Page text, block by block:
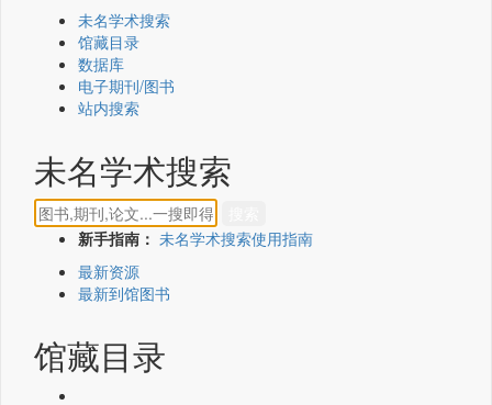
未名学术搜索
馆藏目录
数据库
电子期刊/图书
站内搜索
未名学术搜索
新手指南： 未名学术搜索使用指南
最新资源
最新到馆图书
馆藏目录